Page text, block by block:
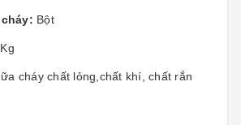
Bột
cháy chất lỏng,chất khí, chất rắn